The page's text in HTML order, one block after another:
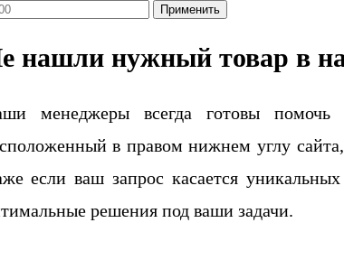
Применить
нашли нужный товар в
менеджеры всегда готовы
в правом нижнем углу
если ваш запрос касается
решения под ваши задачи.